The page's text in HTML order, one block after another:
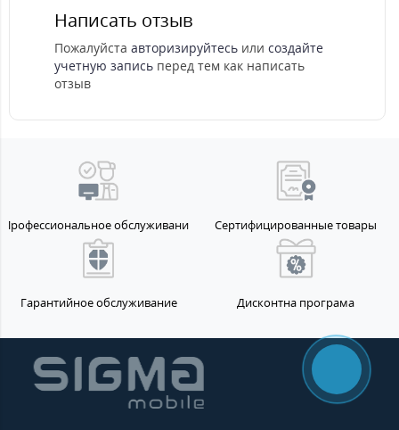
Написать отзыв
Пожалуйста авторизируйтесь или создайте
учетную запись перед тем как написать
отзыв
Профессиональное обслуживание Сертифицированные товары
Гарантийное обслуживание Дисконтна програма